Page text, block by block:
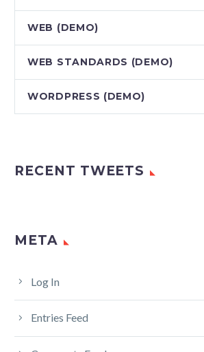
WEB (DEMO)
WEB STANDARDS (DEMO)
WORDPRESS (DEMO)
RECENT TWEETS
META
Log In
Entries Feed